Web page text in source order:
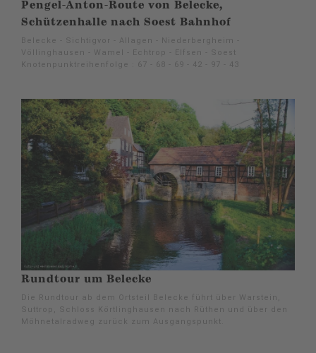
Pengel-Anton-Route von Belecke,
Schützenhalle nach Soest Bahnhof
Belecke - Sichtigvor - Allagen - Niederbergheim -
Völlinghausen - Wamel - Echtrop - Elfsen - Soest
Knotenpunktreihenfolge : 67 - 68 - 69 - 42 - 97 - 43
Rundtour um Belecke
Die Rundtour ab dem Ortsteil Belecke führt über Warstein,
Suttrop, Schloss Körtlinghausen nach Rüthen und über den
Möhnetalradweg zurück zum Ausgangspunkt.